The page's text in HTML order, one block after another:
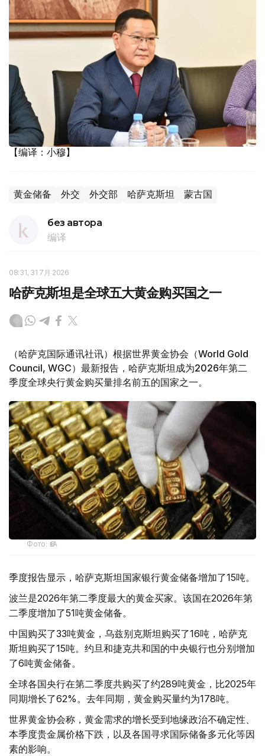
【编译：小穆】
黄金储备 外交 外交部 哈萨克斯坦 蒙古国
без автора
编译
08:31, 31 7月 2026
哈萨克斯坦是全球五大黄金购买国之一
（哈萨克国际通讯社讯）根据世界黄金协会（World Gold
Council, WGC）最新报告，哈萨克斯坦成为2026年第二
季度全球央行黄金购买量排名前五的国家之一。
Фото: ӨзА
季度报告显示，哈萨克斯坦国家银行黄金储备增加了15吨。
波兰是2026年第二季度最大的黄金买家。该国在2026年第
二季度增加了51吨黄金储备。
中国购买了33吨黄金，乌兹别克斯坦购买了16吨，哈萨克
斯坦购买了15吨。约旦和捷克共和国的中央银行也分别增加
了6吨黄金储备。
全球各国央行在第二季度共购买了约289吨黄金，比2025年
同期增长了62%。去年同期，黄金购买量约为178吨。
世界黄金协会称，黄金需求的增长受到地缘政治不确定性、
本季度贵金属价格下跌，以及各国寻求国际储备多元化等因
素的影响。